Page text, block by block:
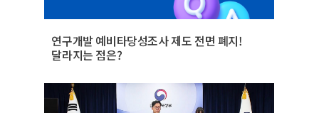
연구개발 예비타당성조사 제도 전면 폐지!
달라지는 점은?